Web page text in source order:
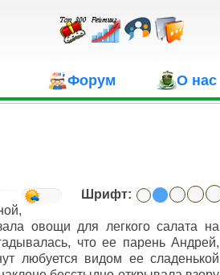
Форум О нас
Шрифт:
овощи для легкого салата на
что ее парень Андрей,
любуется видом ее сладенькой